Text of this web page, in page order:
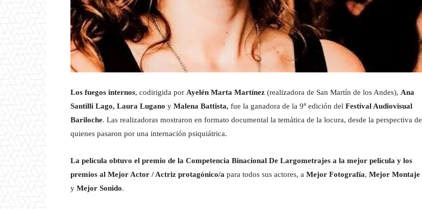
Los fuegos internos, codirigida por Ayelén Marta Martínez (realizadora de San Martín de los Andes), Ana
Santilli Lago, Laura Lugano y Malena Battista, fue la ganadora de la 9a edición del Festival Audiovisual
Bariloche. Las realizadoras mostraron en formato documental la temática de la locura, desde la perspectiva de
quienes pasaron por una internación psiquiátrica.
La película obtuvo el premio de la Competencia Binacional De Largometrajes a la mejor película y los
premios al Mejor Actor / Actriz protagónico/a para todos sus actores, a Mejor Fotografía, Mejor Montaje
y Mejor Sonido.